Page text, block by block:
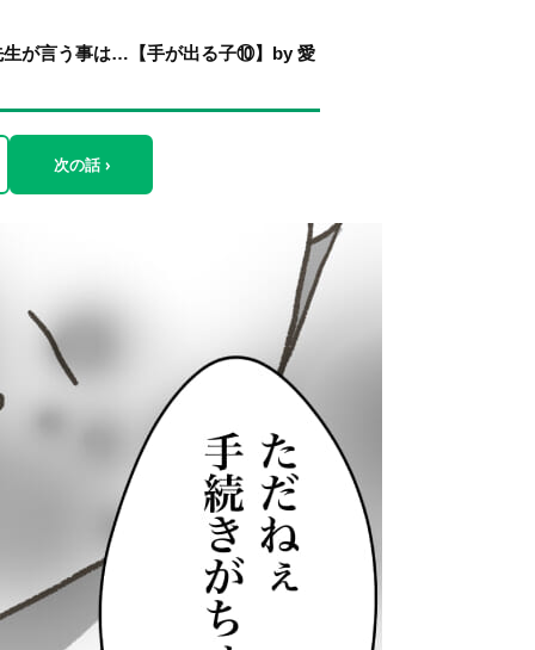
生が言う事は…【手が出る子⑩】by 愛
次の話 ›